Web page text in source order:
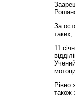
За
11
Рівно
також